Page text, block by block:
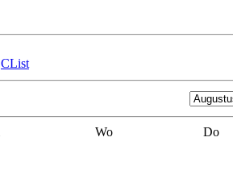
CList
Wo Do